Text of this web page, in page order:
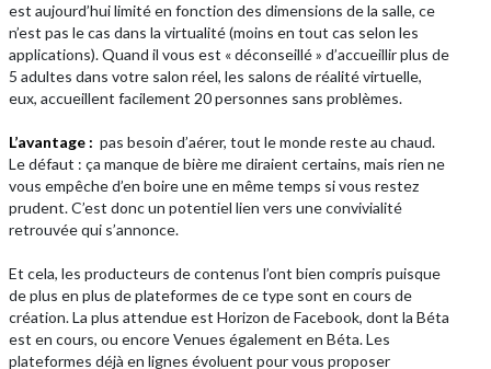
est aujourd’hui limité en fonction des dimensions de la salle, ce
n’est pas le cas dans la virtualité (moins en tout cas selon les
applications). Quand il vous est « déconseillé » d’accueillir plus de
5 adultes dans votre salon réel, les salons de réalité virtuelle,
eux, accueillent facilement 20 personnes sans problèmes.
L’avantage : pas besoin d’aérer, tout le monde reste au chaud.
Le défaut : ça manque de bière me diraient certains, mais rien ne
vous empêche d’en boire une en même temps si vous restez
prudent. C’est donc un potentiel lien vers une convivialité
retrouvée qui s’annonce.
Et cela, les producteurs de contenus l’ont bien compris puisque
de plus en plus de plateformes de ce type sont en cours de
création. La plus attendue est Horizon de Facebook, dont la Béta
est en cours, ou encore Venues également en Béta. Les
plateformes déjà en lignes évoluent pour vous proposer